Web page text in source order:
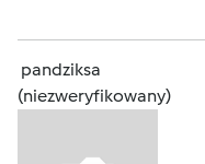
pandziksa
(niezweryfikowany)